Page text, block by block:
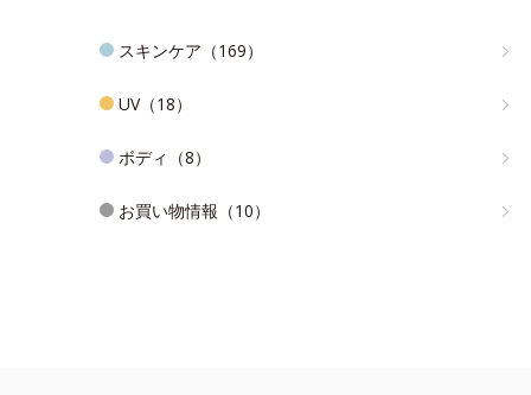
スキンケア（169）
UV（18）
ボディ（8）
お買い物情報（10）